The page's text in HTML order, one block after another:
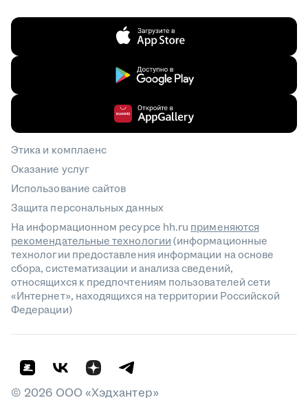
Этика и комплаенс
Оказание услуг
Использование сайтов
Защита персональных данных
На информационном ресурсе hh.ru применяются
рекомендательные технологии(информационные
технологии предоставления информации на основе
сбора, систематизации и анализа сведений,
относящихся к предпочтениям пользователей сети
«Интернет», находящихся на территории Российской
Федерации)
© 2026 ООО «Хэдхантер»